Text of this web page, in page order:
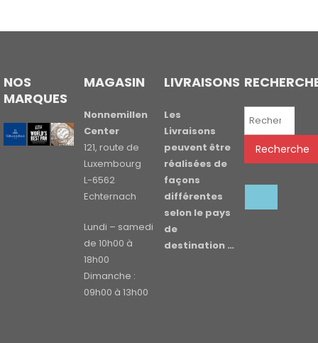
NOS
MARQUES
MAGASIN
Nonnemillen
Center
121, route de
Luxembourg
L-6562
Echternach
Lundi – samedi
de 10h00 à
18h00
Dimanche :
09h00 à 13h00
LIVRAISONS
Les
Livraisons
peuvent être
réalisées de
façons
différentes
selon le pays
de
destination …
Recherche
Recherche